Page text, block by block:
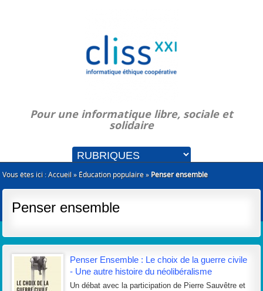
Pour une informatique libre, sociale et
solidaire
Vous êtes ici :Accueil » Éducation populaire » Penser ensemble
Penser ensemble
Penser Ensemble : Le choix de la guerre civile
- Une autre histoire du néolibéralisme
Un débat avec la participation de Pierre Sauvêtre et